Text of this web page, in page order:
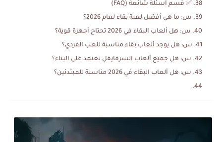
✅ قسم أسئلة شائعة (FAQ)
س: ما هي أفضل لعبة بقاء لعام 2026؟
س: هل ألعاب البقاء في 2026 تحتاج أجهزة قوية؟
س: هل يوجد ألعاب بقاء مناسبة للعب الفردي؟
س: هل جميع ألعاب السرفايفل تعتمد على البناء؟
س: هل ألعاب البقاء في 2026 مناسبة للمبتدئين؟